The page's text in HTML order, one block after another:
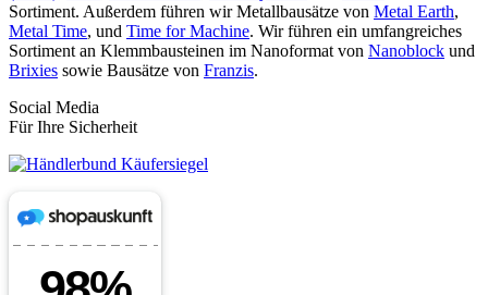
Sortiment. Außerdem führen wir Metallbausätze von Metal Earth,
Metal Time, und Time for Machine. Wir führen ein umfangreiches
Sortiment an Klemmbausteinen im Nanoformat von Nanoblock und
Brixies sowie Bausätze von Franzis.
Social Media
Für Ihre Sicherheit